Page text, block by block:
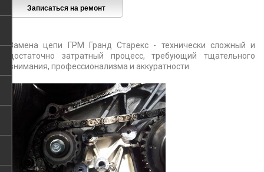
Замена цепи ГРМ Гранд Старекс - технически сложный и
достаточно затратный процесс, требующий тщательного
внимания, профессионализма и аккуратности.